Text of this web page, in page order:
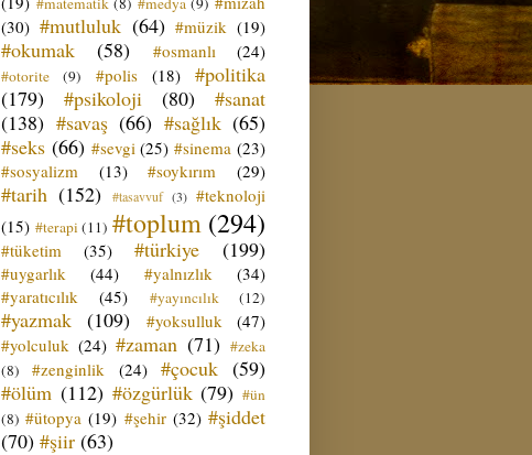
(30) #mutluluk (64) #müzik (19)
#okumak (58) #osmanlı (24)
#otorite (9) #polis (18)
#politika
(179)
#psikoloji (80)
#sanat
(138) #savaş (66) #sağlık (65)
#seks (66) #sevgi (25) #sinema (23)
#sosyalizm
(13) #soykırım (29)
#tarih (152) #tasavvuf (3) #teknoloji
(15) #terapi (11) #toplum (294)
#tüketim (35) #türkiye (199)
#uygarlık (44) #yalnızlık
(34)
#yaratıcılık
(45) #yayıncılık (12)
#yazmak (109) #yoksulluk
(47)
#yolculuk (24) #zaman (71) #zeka
(8)
#zenginlik (24) #çocuk (59)
#ölüm (112) #özgürlük (79) #ün
(8) #ütopya (19) #şehir (32) #şiddet
(70) #şiir (63)